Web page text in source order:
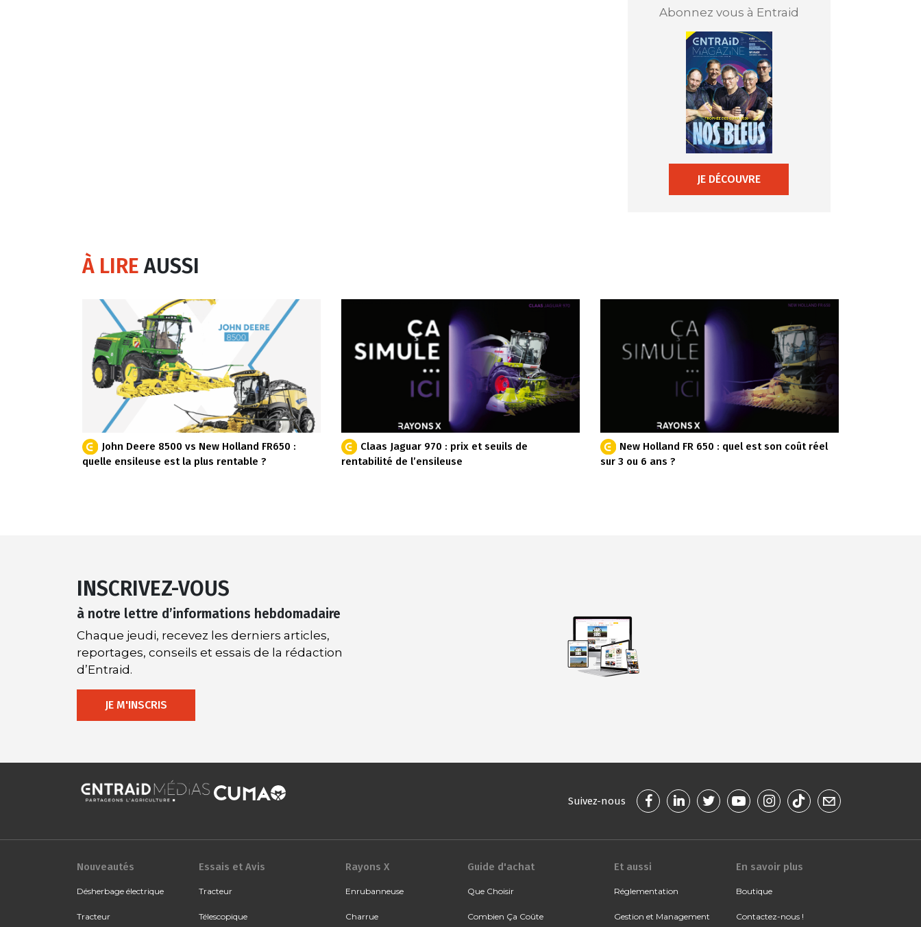
Abonnez vous à Entraid
JE DÉCOUVRE
À LIREAUSSI
John Deere 8500 vs New Holland FR650 :
quelle ensileuse est la plus rentable ?
Claas Jaguar 970 : prix et seuils de
rentabilité de l’ensileuse
New Holland FR 650 : quel est son coût réel
sur 3 ou 6 ans ?
INSCRIVEZ-VOUS
à notre lettre d’informations hebdomadaire
Chaque jeudi, recevez les derniers articles,
reportages, conseils et essais de la rédaction
d’Entraid.
JE M'INSCRIS
Suivez-nous
Nouveautés
Désherbage électrique
Tracteur
Essais et Avis
Tracteur
Télescopique
Rayons X
Enrubanneuse
Charrue
Guide d'achat
Que Choisir
Combien Ça Coûte
Et aussi
Réglementation
Gestion et Management
En savoir plus
Boutique
Contactez-nous !